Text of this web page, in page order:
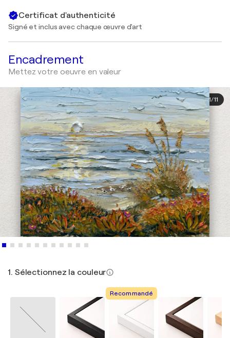
Certificat d'authenticité
Signé et inclus avec chaque œuvre d'art
Encadrement
Mettez votre oeuvre en valeur
1/11
1. Sélectionnez la couleur
Recommandé